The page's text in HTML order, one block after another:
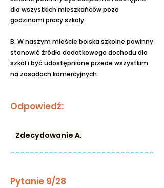
dla wszystkich mieszkańców poza
godzinami pracy szkoły.
B. W naszym mieście boiska szkolne powinny
stanowić źródło dodatkowego dochodu dla
szkół i być udostępniane przede wszystkim
na zasadach komercyjnych.
Odpowiedź:
Zdecydowanie A.
Pytanie 9/28